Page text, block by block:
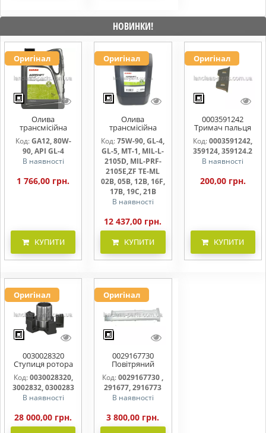
НОВИНКИ!
Оригінал
Олива
трансмісійна
AGRISHIFT GA12 5
л
Код:GA12, 80W-
90, API GL-4
В наявності
1 766,00 грн.
КУПИТИ
Оригінал
Олива
трансмісійна
AGRISHIFT SYN FE
75W90 20л
Код: 75W-90, GL-4,
GL-5, MT-1, MIL-L-
2105D, MIL-PRF-
2105E,ZF TE-ML
02B, 05B, 12B, 16F,
17B, 19C, 21B
В наявності
12 437,00 грн.
КУПИТИ
Оригінал
0003591242
Тримач пальця
жниварки
Код:0003591242,
359124, 359124.2
В наявності
200,00 грн.
КУПИТИ
Оригінал
0030028320
Ступиця ротора
CLAAS
Код:0030028320,
3002832, 0300283
В наявності
28 000,00 грн.
Оригінал
0029167730
Повітряний
фільтр бака
(фільтр AdBlue)
Код: 0029167730 ,
291677, 2916773
В наявності
3 800,00 грн.